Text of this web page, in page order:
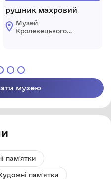
рушник махровий
Музей
Кролевецького
музею
пам'ятки
пам'ятки